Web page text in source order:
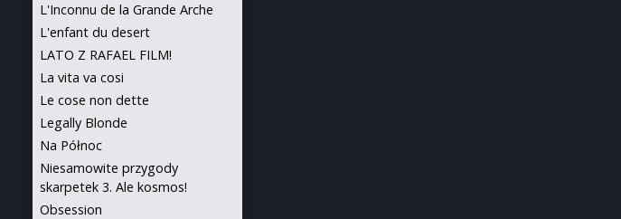
L'Inconnu de la Grande Arche
L'enfant du desert
LATO Z RAFAEL FILM!
La vita va cosi
Le cose non dette
Legally Blonde
Na Północ
Niesamowite przygody
skarpetek 3. Ale kosmos!
Obsession